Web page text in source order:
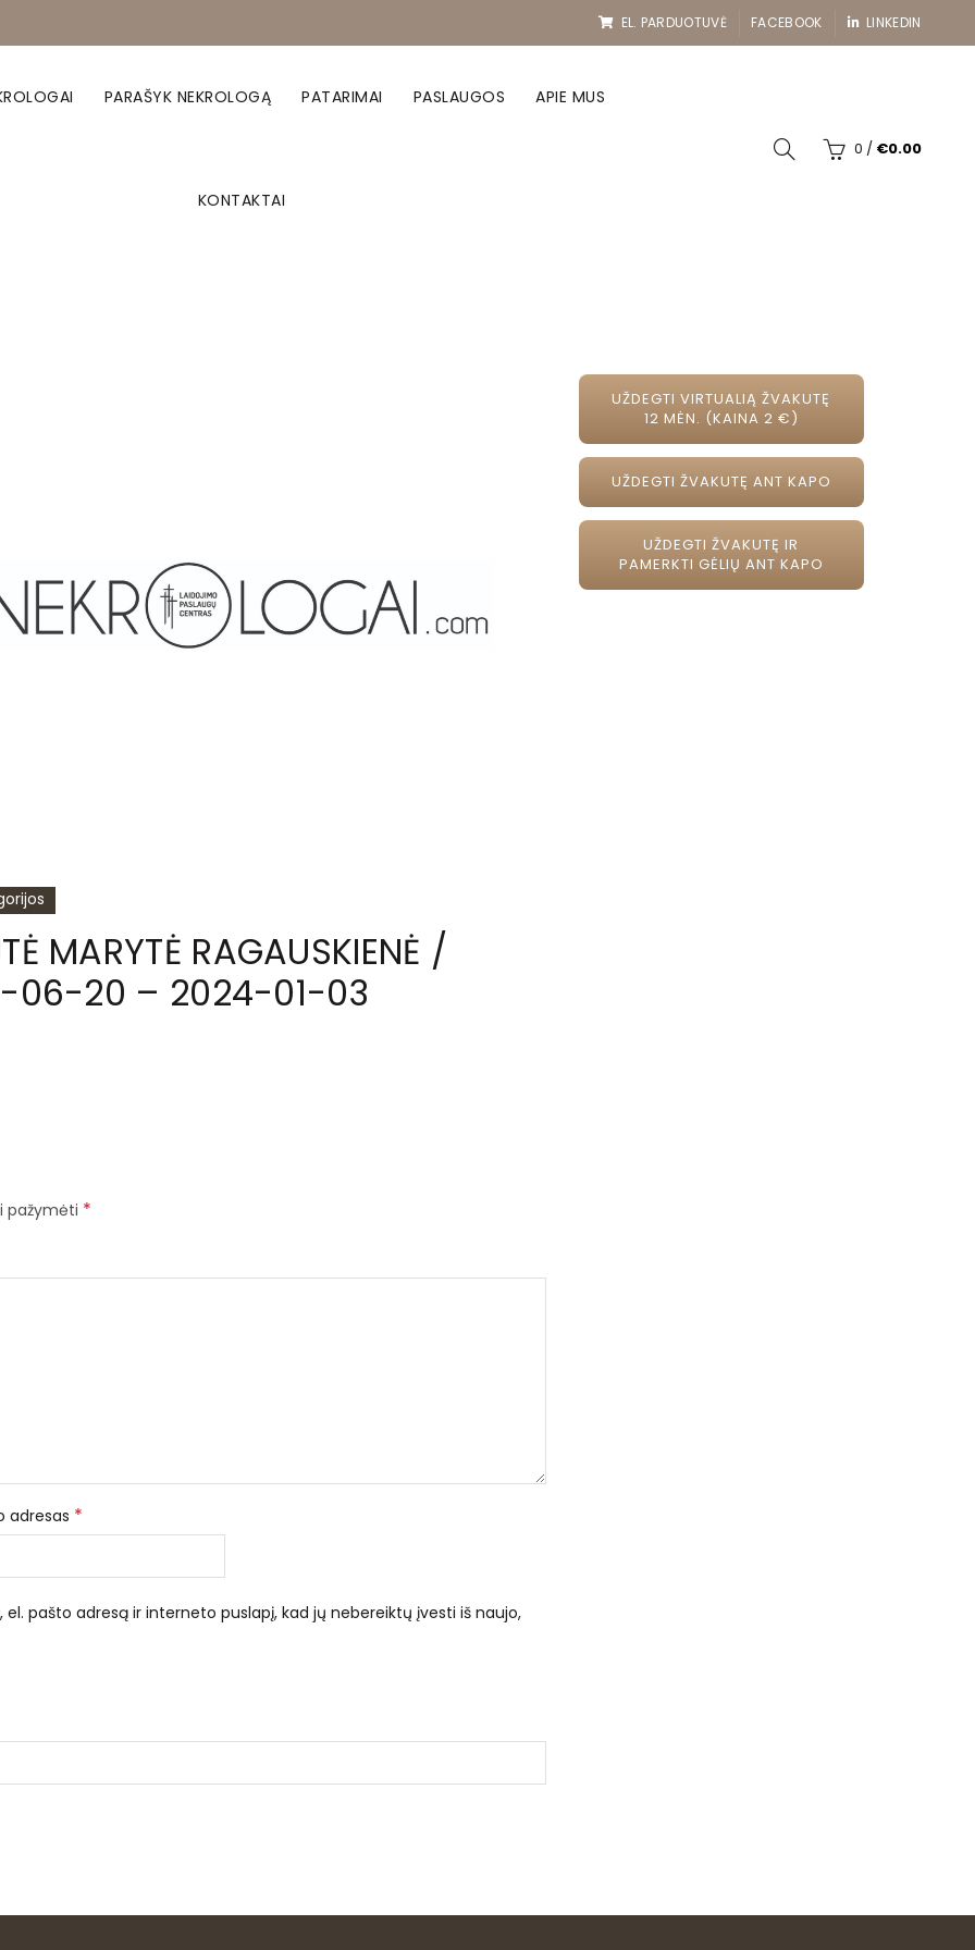
EL. PARDUOTUVĖ FACEBOOK LINKEDIN
PARAŠYK NEKROLOGĄ PATARIMAI PASLAUGOS APIE MUS
KONTAKTAI
0 / €0.00
MARYTĖ RAGAUSKIENĖ /
06-20 – 2024-01-03
pažymėti *
adresas *
pašto adresą ir interneto puslapį, kad jų nebereiktų įvesti iš naujo,
UŽDEGTI VIRTUALIĄ ŽVAKUTĘ
12 MĖN. (KAINA 2 €)
UŽDEGTI ŽVAKUTĘ ANT KAPO
UŽDEGTI ŽVAKUTĘ IR
PAMERKTI GĖLIŲ ANT KAPO